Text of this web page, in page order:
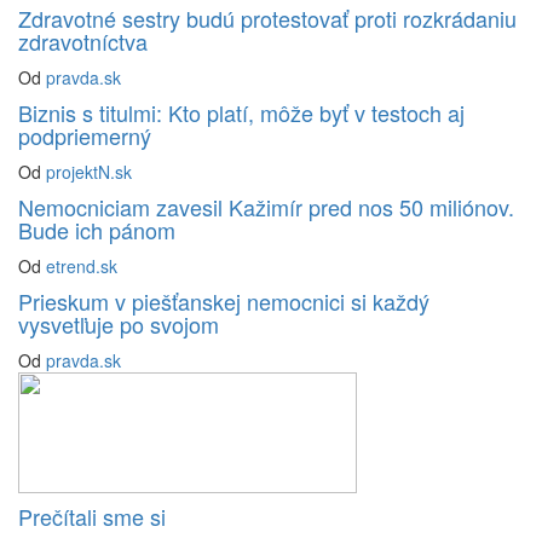
Zdravotné sestry budú protestovať proti rozkrádaniu
zdravotníctva
Od pravda.sk
Biznis s titulmi: Kto platí, môže byť v testoch aj
podpriemerný
Od projektN.sk
Nemocniciam zavesil Kažimír pred nos 50 miliónov.
Bude ich pánom
Od etrend.sk
Prieskum v piešťanskej nemocnici si každý
vysvetľuje po svojom
Od pravda.sk
Prečítali sme si